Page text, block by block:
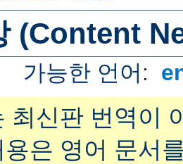
(Content
가능한 언어:
최신판 번역이
용은 영어 문서